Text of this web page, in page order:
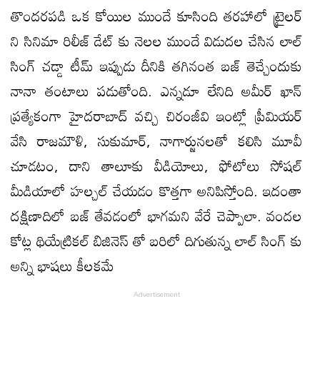
తొందరపడి ఒక కోయిల ముందే కూసింది తరహాలో ట్రైలర్
ని సినిమా రిలీజ్ డేట్ కు నెలల ముందే విడుదల చేసిన లాల్
సింగ్ చడ్డా టీమ్ ఇప్పుడు దీనికి తగినంత బజ్ తెచ్చేందుకు
నానా తంటాలు పడుతోంది. ఎన్నడూ లేనిది అమీర్ ఖాన్
ప్రత్యేకంగా హైదరాబాద్ వచ్చి చిరంజీవి ఇంట్లో ప్రీమియర్
వేసి రాజమౌళి, సుకుమార్, నాగార్జునలతో కలిసి మూవీ
చూడటం, దాని తాలూకు వీడియోలు, ఫోటోలు సోషల్
మీడియాలో హల్చల్ చేయడం కొత్తగా అనిపిస్తోంది. ఇదంతా
దక్షిణాదిలో బజ్ తేవడంలో భాగమని వేరే చెప్పాలా. వందల
కోట్ల థియేట్రికల్ బిజినెస్ తో బరిలో దిగుతున్న లాల్ సింగ్ కు
అన్ని భాషలు కీలకమే